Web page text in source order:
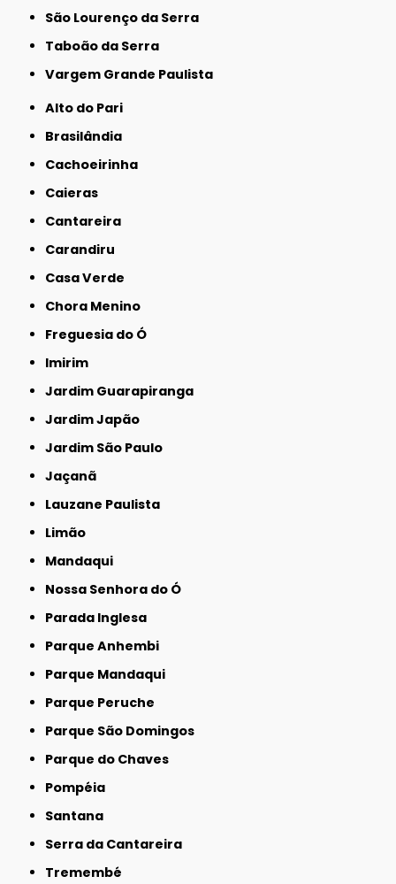
São Lourenço da Serra
Taboão da Serra
Vargem Grande Paulista
Alto do Pari
Brasilândia
Cachoeirinha
Caieras
Cantareira
Carandiru
Casa Verde
Chora Menino
Freguesia do Ó
Imirim
Jardim Guarapiranga
Jardim Japão
Jardim São Paulo
Jaçanã
Lauzane Paulista
Limão
Mandaqui
Nossa Senhora do Ó
Parada Inglesa
Parque Anhembi
Parque Mandaqui
Parque Peruche
Parque São Domingos
Parque do Chaves
Pompéia
Santana
Serra da Cantareira
Tremembé